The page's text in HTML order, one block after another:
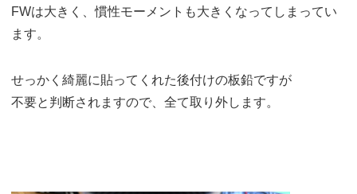
FWは大きく、慣性モーメントも大きくなってしまってい
ます。
せっかく綺麗に貼ってくれた後付けの板鉛ですが
不要と判断されますので、全て取り外します。